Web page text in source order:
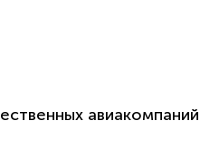
авиакомпаний